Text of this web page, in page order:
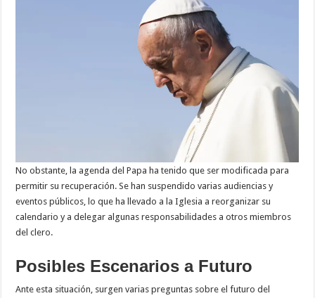
No obstante, la agenda del Papa ha tenido que ser modificada para
permitir su recuperación. Se han suspendido varias audiencias y
eventos públicos, lo que ha llevado a la Iglesia a reorganizar su
calendario y a delegar algunas responsabilidades a otros miembros
del clero.
Posibles Escenarios a Futuro
Ante esta situación, surgen varias preguntas sobre el futuro del